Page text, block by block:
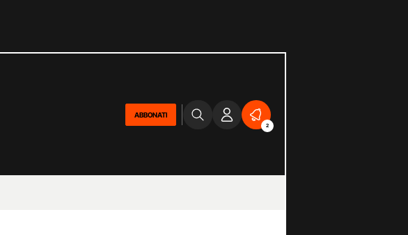
ABBONATI
2